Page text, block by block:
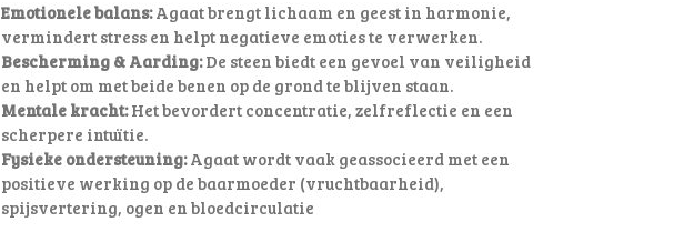
Emotionele balans:Agaat brengt lichaam en geest in harmonie,
vermindert stress en helpt negatieve emoties te verwerken.
Bescherming & Aarding:De steen biedt een gevoel van veiligheid
en helpt om met beide benen op de grond te blijven staan.
Mentale kracht:Het bevordert concentratie, zelfreflectie en een
scherpere intuïtie.
Fysieke ondersteuning:Agaat wordt vaak geassocieerd met een
positieve werking op de baarmoeder (vruchtbaarheid),
spijsvertering, ogen en bloedcirculatie